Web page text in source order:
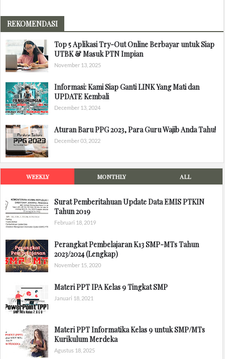
REKOMENDASI
Top 5 Aplikasi Try-Out Online Berbayar untuk Siap
UTBK & Masuk PTN Impian
November 13, 2025
Informasi: Kami Siap Ganti LINK Yang Mati dan
UPDATE Kembali
December 13, 2024
Aturan Baru PPG 2023, Para Guru Wajib Anda Tahu!
December 03, 2022
WEEKLY MONTHLY ALL
Surat Pemberitahuan Update Data EMIS PTKIN
Tahun 2019
Februari 18, 2019
Perangkat Pembelajaran K13 SMP-MTs Tahun
2023/2024 (Lengkap)
November 15, 2020
Materi PPT IPA Kelas 9 Tingkat SMP
Januari 18, 2021
Materi PPT Informatika Kelas 9 untuk SMP/MTs
Kurikulum Merdeka
Agustus 18, 2025